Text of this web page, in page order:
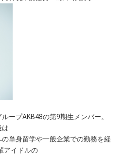
プAKB48の第9期生メンバー。
は
身留学や一般企業での勤務を経
アイドルの